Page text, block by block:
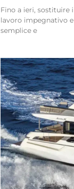
Fino a ieri, sostituire
lavoro impegnativo
semplice e